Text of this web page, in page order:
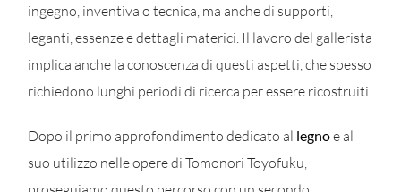
ingegno, inventiva o tecnica, ma anche di supporti,
leganti, essenze e dettagli materici. Il lavoro del gallerista
implica anche la conoscenza di questi aspetti, che spesso
richiedono lunghi periodi di ricerca per essere ricostruiti.
Dopo il primo approfondimento dedicato al legnoe al
suo utilizzo nelle opere di Tomonori Toyofuku,